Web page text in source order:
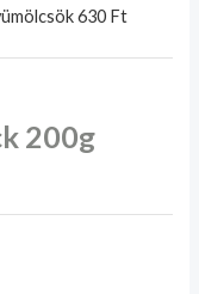
630 Ft
200g